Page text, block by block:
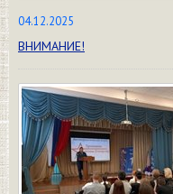
04.12.2025
ВНИМАНИЕ!